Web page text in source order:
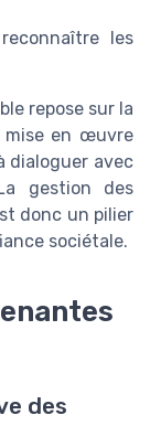
les
repose sur la
mise en œuvre
dialoguer avec
gestion des
donc un pilier
sociétale.
des